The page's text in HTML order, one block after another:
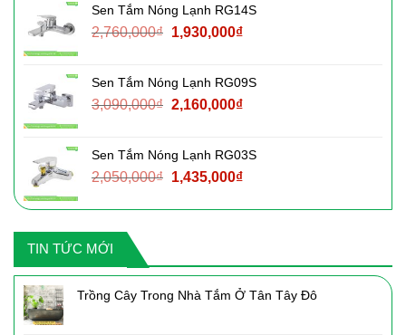
2,220,000₫.là:
1,550,000₫.
Sen Tắm Nóng Lạnh RG14S
2,760,000₫ Giá
2,760,000₫.
1,930,000₫Giá
là:
1,930,000₫.
Sen Tắm Nóng Lạnh RG09S
3,090,000₫ Giá
3,090,000₫.
2,160,000₫Giá
là:
2,160,000₫.
Sen Tắm Nóng Lạnh RG03S
2,050,000₫ Giá
là:
1,435,000₫Giá
tại
TIN TỨC MỚI
Trồng Cây Trong Nhà Tắm Ở Tân Tây Đô